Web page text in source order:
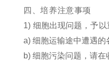
四、培养注意事项
1) 细胞出现问题，予以
a) 细胞运输途中遭遇的
b) 细胞污染问题，请